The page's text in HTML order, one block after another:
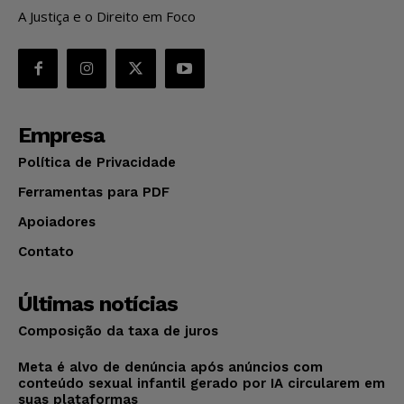
A Justiça e o Direito em Foco
Empresa
Política de Privacidade
Ferramentas para PDF
Apoiadores
Contato
Últimas notícias
Composição da taxa de juros
Meta é alvo de denúncia após anúncios com
conteúdo sexual infantil gerado por IA circularem em
suas plataformas